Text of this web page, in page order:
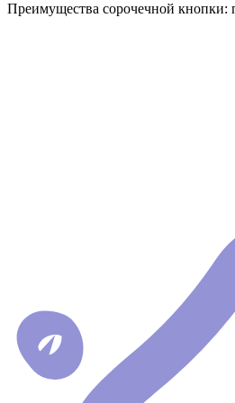
Преимущества сорочечной кнопки: